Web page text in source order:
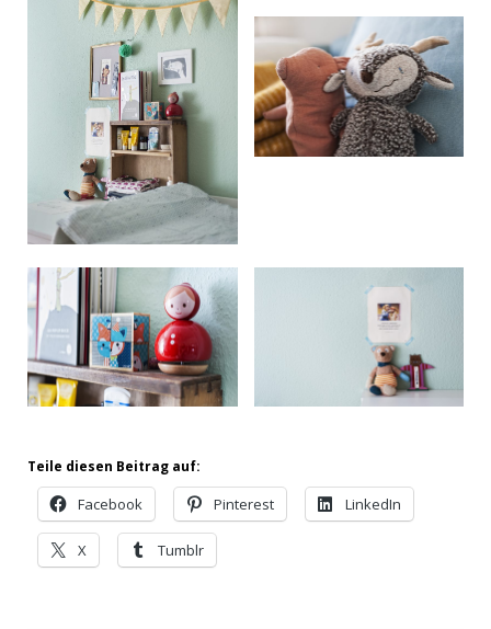
Teile diesen Beitrag auf:
Facebook Pinterest LinkedIn
X Tumblr